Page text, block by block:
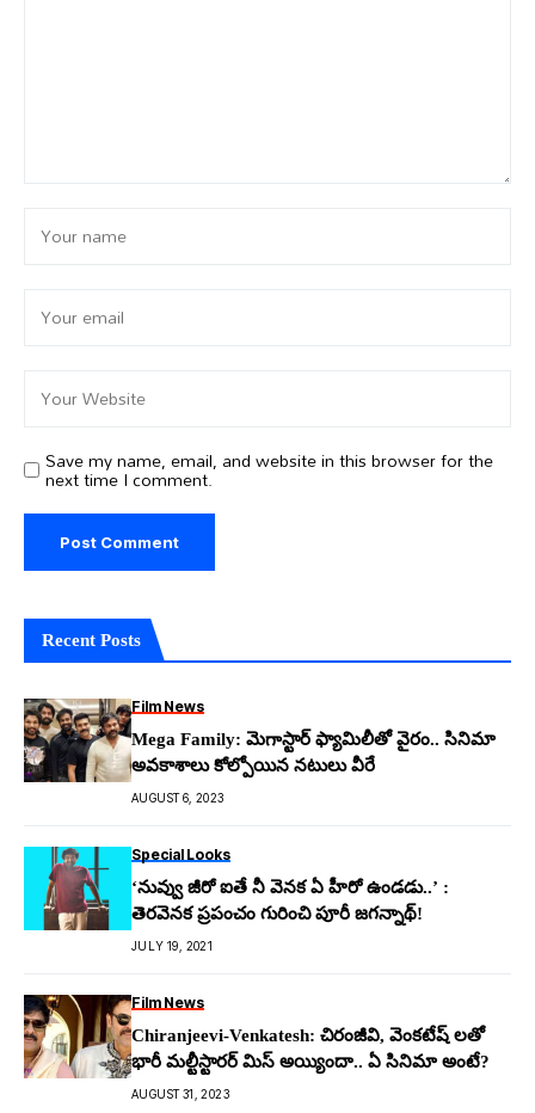
Save my name, email, and website in this browser for the
next time I comment.
Recent Posts
Film News
Mega Family: మెగాస్టార్ ఫ్యామిలీతో వైరం.. సినిమా
అవకాశాలు కోల్పోయిన నటులు వీరే
AUGUST 6, 2023
Special Looks
‘నువ్వు జీరో ఐతే నీ వెనక ఏ హీరో ఉండడు..’ :
తెరవెనక ప్రపంచం గురించి పూరీ జగన్నాథ్!
JULY 19, 2021
Film News
Chiranjeevi-Venkatesh: చిరంజీవి, వెంకటేష్ లతో
భారీ మల్టీస్టారర్ మిస్ అయ్యిందా.. ఏ సినిమా అంటే?
AUGUST 31, 2023